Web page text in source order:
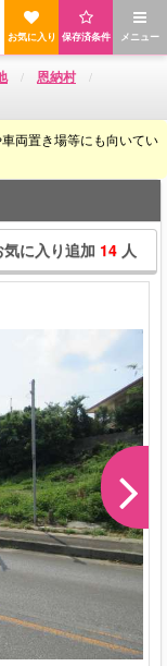
メニュー
保存済条件
お気に入り
恩納村
両置き場等にも向いてい
気に入り追加 14 人